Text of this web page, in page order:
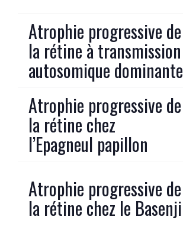
Atrophie progressive de
la rétine à transmission
autosomique dominante
Atrophie progressive de
la rétine chez
l’Epagneul papillon
Atrophie progressive de
la rétine chez le Basenji